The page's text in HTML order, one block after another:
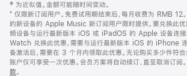
页
页
脚
注
‡ 为近似值。金额可能随时间变动。
⁺ 仅限新订阅用户。免费试用期结束后，每月收费为 RMB 12
的新设备的 Apple Music 新订阅用户限时提供。要兑换此优
频设备与运行最新版本 iOS 或 iPadOS 的 Apple 设备连接
Watch 兑换此优惠，需要与运行最新版本 iOS 的 iPhone 连
备激活后，需要在 3 个月内领取此优惠。无论购买多少件符
账户仅可享受一次优惠。会员方案将自动续订，直至取消订阅
款。